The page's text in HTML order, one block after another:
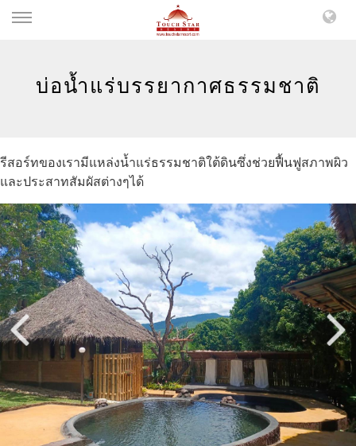
บ่อน้ำแร่บรรยากาศธรรมชาติ
รีสอร์ทของเรามีแหล่งน้ำแร่ธรรมชาติใต้ดินซึ่งช่วยฟื้นฟูสภาพผิว
และประสาทสัมผัสต่างๆได้